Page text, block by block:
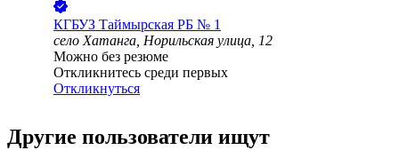
КГБУЗ Таймырская РБ № 1
село Хатанга, Норильская улица, 12
Можно без резюме
Откликнитесь среди первых
Откликнуться
Другие пользователи ищут